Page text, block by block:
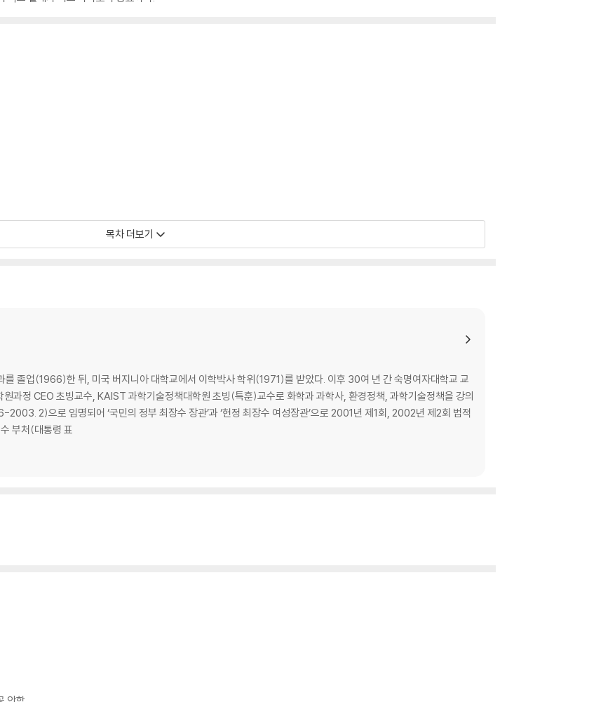
기 개발과 원자력 발전까지
목차 더보기
를 졸업(1966)한 뒤, 미국 버지니아 대학교에서 이학박사 학위(1971)를 받았다. 이후 30여 년 간 숙명여자대학교 교
과정 CEO 초빙교수, KAIST 과학기술정책대학원 초빙(특훈)교수로 화학과 과학사, 환경정책, 과학기술정책을 강의
2)으로 임명되어 ‘국민의 정부 최장수 장관’과 ‘헌정 최장수 여성장관’으로 2001년 제1회, 2002년 제2회 법적
부처(대통령 표